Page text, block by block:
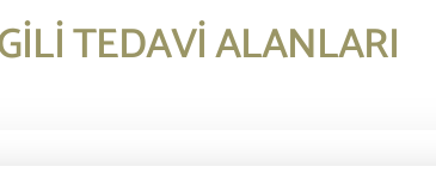
TEDAVI ALANLARI